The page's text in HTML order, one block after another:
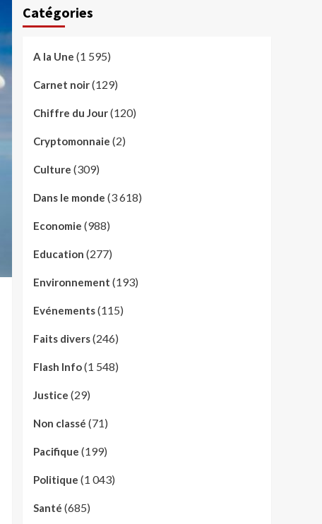
Catégories
A la Une (1 595)
Carnet noir(129)
Chiffre du Jour(120)
Cryptomonnaie (2)
Culture (309)
Dans le monde (3 618)
Economie (988)
Education (277)
Environnement (193)
Evénements(115)
Faits divers(246)
Flash Info(1 548)
Justice (29)
Non classé (71)
Pacifique (199)
Politique (1 043)
Santé (685)